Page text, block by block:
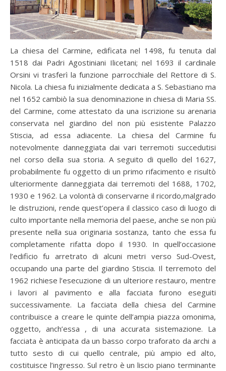
La chiesa del Carmine, edificata nel 1498, fu tenuta dal
1518 dai Padri Agostiniani Ilicetani; nel 1693 il cardinale
Orsini vi trasferì la funzione parrocchiale del Rettore di S.
Nicola. La chiesa fu inizialmente dedicata a S. Sebastiano ma
nel 1652 cambiò la sua denominazione in chiesa di Maria SS.
del Carmine, come attestato da una iscrizione su arenaria
conservata nel giardino del non più esistente Palazzo
Stiscia, ad essa adiacente. La chiesa del Carmine fu
notevolmente danneggiata dai vari terremoti succedutisi
nel corso della sua storia. A seguito di quello del 1627,
probabilmente fu oggetto di un primo rifacimento e risultò
ulteriormente danneggiata dai terremoti del 1688, 1702,
1930 e 1962. La volontà di conservarne il ricordo,malgrado
le distruzioni, rende quest’opera il classico caso di luogo di
culto importante nella memoria del paese, anche se non più
presente nella sua originaria sostanza, tanto che essa fu
completamente rifatta dopo il 1930. In quell’occasione
l’edificio fu arretrato di alcuni metri verso Sud-Ovest,
occupando una parte del giardino Stiscia. Il terremoto del
1962 richiese l’esecuzione di un ulteriore restauro, mentre
i lavori al pavimento e alla facciata furono eseguiti
successivamente. La facciata della chiesa del Carmine
contribuisce a creare le quinte dell’ampia piazza omonima,
oggetto, anch’essa , di una accurata sistemazione. La
facciata è anticipata da un basso corpo traforato da archi a
tutto sesto di cui quello centrale, più ampio ed alto,
costituisce l’ingresso. Sul retro è un liscio piano terminante